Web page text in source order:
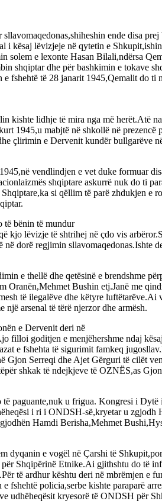
ende disa prej
i kësaj lëvizjeje në qytetin e
solem e lexonte Hasan Bilali,ndërsa
shqiptar dhe për bashkimin e tokave
fshehtë të 28 janarit 1945,Qemalit do ti
lidhje të mira nga më herët.Atë
1945,u mabjtë në shkollë në prezencë
çlirimin e Dervenit kundër bullgarëve
vendlindjen e vet duke formuar
shqiptare askurrë nuk do ti
si qëllim të parë zhdukjen e
të bënin të mundur
kjo lëvizje të shtrihej në çdo vis
dorë regjimin sllavomaqedonas.Ishte
e thellë dhe qetësinë e brendshme
Bushin etj.Janë me
të ilegalëve dhe këtyre luftëtarëve.Ai
arsenal të tërë njerzor dhe armësh.
e Dervenit deri në
filloi goditjen e menjëhershme ndaj
e fshehta të sigurimit famkeq
Gjon Serreqi dhe Ajet Gërguri të cilët
shkak të ndejkjeve të OZNËS,as
paguante,nuk u frigua. Kongresi i
i ri i ONDSH-së,kryetar u zgjodh
Hamdi Berisha,Mehmet
e vogël në Çarshi të
Shqipërinë Etnike.Ai gjithshtu do të
të ardhur kështu deri në mbrëmjen e
policia,serbe kishte paraparë
udhëheqësit kryesorë të ONDSH për